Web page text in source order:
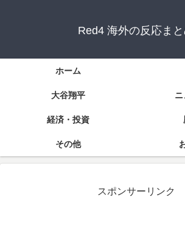
Red4 海外の反応ま
ホーム
大谷翔平
経済・投資
その他
スポンサーリンク